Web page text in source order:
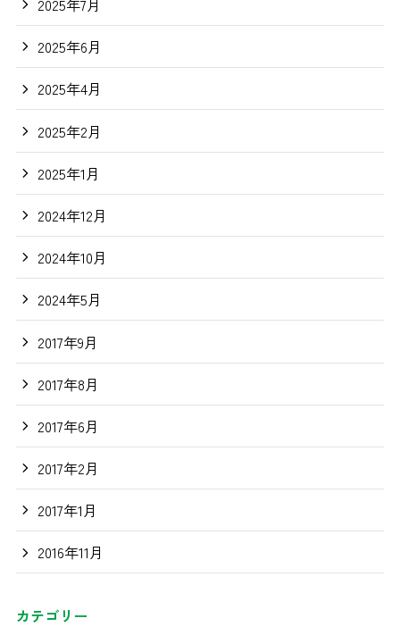
2025年7月
2025年6月
2025年4月
2025年2月
2025年1月
2024年12月
2024年10月
2024年5月
2017年9月
2017年8月
2017年6月
2017年2月
2017年1月
2016年11月
カテゴリー